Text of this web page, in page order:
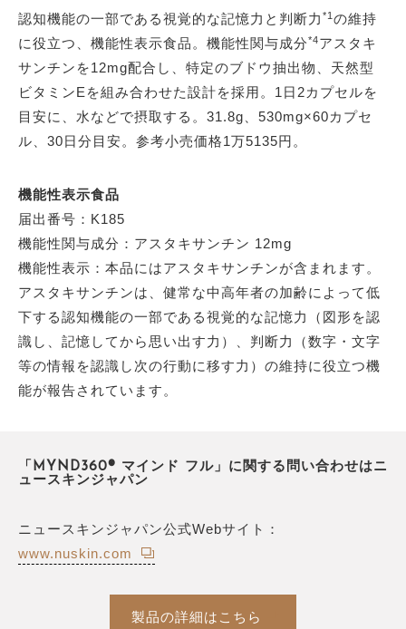
認知機能の一部である視覚的な記憶力と判断力 *1 の維持
に役立つ、機能性表示食品。機能性関与成分*4アスタキ
サンチンを12mg配合し、特定のブドウ抽出物、天然型
ビタミンEを組み合わせた設計を採用。1日2カプセルを
目安に、水などで摂取する。31.8g、530mg×60カプセ
ル、30日分目安。参考小売価格1万5135円。
機能性表示食品
届出番号：K185
機能性関与成分：アスタキサンチン 12mg
機能性表示：本品にはアスタキサンチンが含まれます。
アスタキサンチンは、健常な中高年者の加齢によって低
下する認知機能の一部である視覚的な記憶力（図形を認
識し、記憶してから思い出す力）、判断力（数字・文字
等の情報を認識し次の行動に移す力）の維持に役立つ機
能が報告されています。
「MYND360® マインド フル」に関する問い合わせはニ
ュースキンジャパン
ニュースキンジャパン公式Webサイト：
www.nuskin.com
製品の詳細はこちら